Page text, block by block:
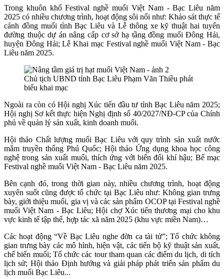
Trong khuôn khổ Festival nghề muối Việt Nam - Bạc Liêu năm
2025 có nhiều chương trình, hoạt động sôi nổi như: Khảo sát thực tế
cánh đồng muối tỉnh Bạc Liêu và Lễ thông xe kỹ thuật hai tuyến
đường thuộc dự án nâng cấp cơ sở hạ tầng đồng muối Đông Hải,
huyện Đông Hải; Lễ Khai mạc Festival nghề muối Việt Nam - Bạc
Liêu năm 2025.
Chủ tịch UBND tỉnh Bạc Liêu Phạm Văn Thiều phát
biểu khai mạc
Ngoài ra còn có Hội nghị Xúc tiến đầu tư tỉnh Bạc Liêu năm 2025;
Hội nghị Sơ kết thực hiện Nghị định số 40/2027/NĐ-CP của Chính
phủ về quản lý sản xuất, kinh doanh muối.
Hội thảo Chất lượng muối Bạc Liêu với quy trình sản xuất nước
mắm truyền thống Phú Quốc; Hội thảo Ứng dụng khoa học công
nghệ trong sản xuất muối, thích ứng với biến đổi khí hậu; Bế mạc
Festival nghề muối Việt Nam - Bạc Liêu năm 2025.
Bên cạnh đó, trong thời gian này, nhiều chương trình, hoạt động
xuyên suốt cũng được tổ chức tại Bạc Liêu như: Không gian trưng
bày, giới thiệu muối, gia vị và các sản phẩm OCOP tại Festival nghề
muối Việt Nam - Bạc Liêu; Hội chợ Xúc tiến thương mại cho khu
vực kinh tế tập thể, hợp tác xã năm 2025 (khu vực miền Nam)…
Các hoạt động “Về Bạc Liêu nghe đờn ca tài tử”; Tổ chức không
gian trưng bày các mô hình, hiện vật, các tiến bộ kỹ thuật sản xuất,
chế biến muối; Tổ chức các tour tham quan các điểm du lịch, di tích
lịch sử; Hội thảo Định hướng và giải pháp phát triển sản phẩm du
lịch muối Bạc Liêu...